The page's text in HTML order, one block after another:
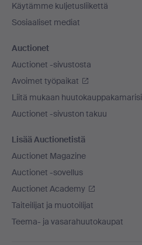
Käytämme kuljetusliikettä
Sosiaaliset mediat
Auctionet
Auctionet -sivustosta
Avoimet työpaikat
Liitä mukaan huutokauppakamarisi
Auctionet -sivuston takuu
Lisää Auctionetistä
Auctionet Magazine
Auctionet -sovellus
Auctionet Academy
Taiteilijat ja muotoilijat
Teema- ja vasarahuutokaupat